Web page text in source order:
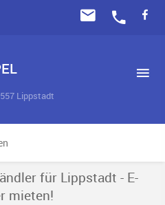
Lippstadt
für Lippstadt - E-
mieten!